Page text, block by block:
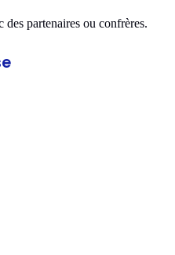
partenaires ou confrères.